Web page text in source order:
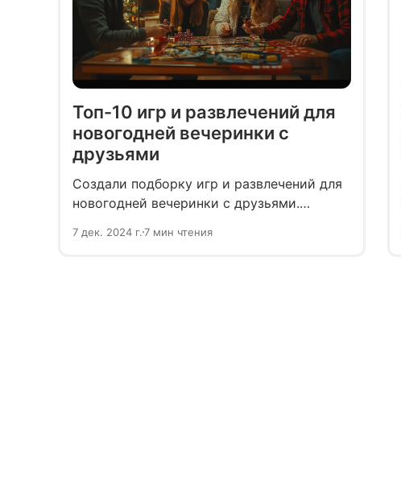
Топ-10 игр и развлечений для
новогодней вечеринки с
друзьями
Создали подборку игр и развлечений для
новогодней вечеринки с друзьями.
праздничную ночь, а заодно раскроем
7 дек. 2024 г.7 мин чтения